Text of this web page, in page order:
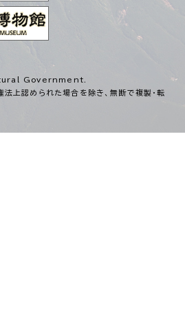
Government.
法上認められた場合を除き、無断で複製・転